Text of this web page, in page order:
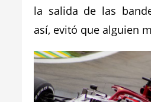
la salida de las
así, evitó que alguien